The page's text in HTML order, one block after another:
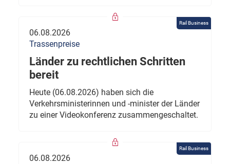
Rail Business
06.08.2026
Trassenpreise
Länder zu rechtlichen Schritten
bereit
Heute (06.08.2026) haben sich die
Verkehrsministerinnen und -minister der Länder
zu einer Videokonferenz zusammengeschaltet.
Rail Business
06.08.2026